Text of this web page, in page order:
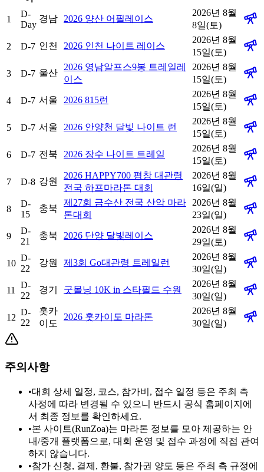
1
D-
Day
경남 2026 양산 어필레이스
2026년 8월
8일(토)
2 D-7 인천 2026 인천 나이트 레이스
2026년 8월
15일(토)
3 D-7 울산
2026 영남알프스9봉 트레일레
이스
2026년 8월
15일(토)
4 D-7 서울 2026 815런
2026년 8월
15일(토)
5 D-7 서울 2026 안양천 달빛 나이트 런
2026년 8월
15일(토)
6 D-7 전북 2026 장수 나이트 트레일
2026년 8월
15일(토)
7 D-8 강원
2026 HAPPY700 평창 대관령
전국 하프마라톤 대회
2026년 8월
16일(일)
8
D-
15
충북
제27회 금수산 전국 산악 마라
톤대회
2026년 8월
23일(일)
9
D-
21
충북 2026 단양 달빛레이스
2026년 8월
29일(토)
10
D-
22
강원 제3회 Go대관령 트레일런
2026년 8월
30일(일)
11
D-
22
경기 굿몰닝 10K in 스타필드 수원
2026년 8월
30일(일)
12
D-
22
홋카
이도
2026 홋카이도 마라톤
2026년 8월
30일(일)
주의사항
•대회 상세 일정, 코스, 참가비, 접수 일정 등은 주최 측
사정에 따라 변경될 수 있으니 반드시 공식 홈페이지에
서 최종 정보를 확인하세요.
•본 사이트(RunZoa)는 마라톤 정보를 모아 제공하는 안
내/중개 플랫폼으로, 대회 운영 및 접수 과정에 직접 관여
하지 않습니다.
•참가 신청, 결제, 환불, 참가권 양도 등은 주최 측 규정에